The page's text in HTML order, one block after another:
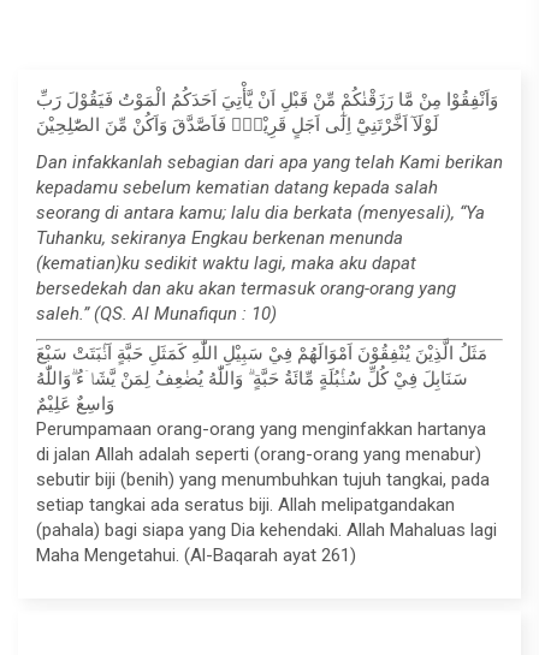
وَاَنْفِقُوْا مِنْ مَّا رَزَقْنٰكُمْ مِّنْ قَبْلِ اَنْ يَّأْتِيَ اَحَدَكُمُ الْمَوْتُ فَيَقُوْلَ رَبِّ
لَوْلَآ اَخَّرْتَنِيْٓ اِلٰٓى اَجَلٍ قَرِيْبٍۚ فَاَصَّدَّقَ وَاَكُنْ مِّنَ الصّٰلِحِيْنَ
Dan infakkanlah sebagian dari apa yang telah Kami berikan
kepadamu sebelum kematian datang kepada salah
seorang di antara kamu; lalu dia berkata (menyesali), “Ya
Tuhanku, sekiranya Engkau berkenan menunda
(kematian)ku sedikit waktu lagi, maka aku dapat
bersedekah dan aku akan termasuk orang-orang yang
saleh.” (QS. Al Munafiqun : 10)
مَثَلُ الَّذِيْنَ يُنْفِقُوْنَ اَمْوَالَهُمْ فِيْ سَبِيْلِ اللّٰهِ كَمَثَلِ حَبَّةٍ اَنْۢبَتَتْ سَبْعَ
سَنَابِلَ فِيْ كُلِّ سُنْۢبُلَةٍ مِّائَةُ حَبَّةٍ ۗ وَاللّٰهُ يُضٰعِفُ لِمَنْ يَّشَاۤءُ ۗوَاللّٰهُ
وَاسِعٌ عَلِيْمٌ
Perumpamaan orang-orang yang menginfakkan hartanya
di jalan Allah adalah seperti (orang-orang yang menabur)
sebutir biji (benih) yang menumbuhkan tujuh tangkai, pada
setiap tangkai ada seratus biji. Allah melipatgandakan
(pahala) bagi siapa yang Dia kehendaki. Allah Mahaluas lagi
Maha Mengetahui. (Al-Baqarah ayat 261)